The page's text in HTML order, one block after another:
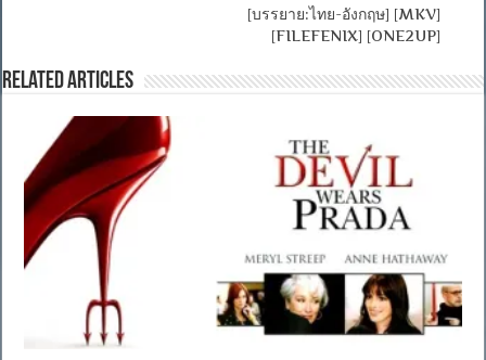
[บรรยาย:ไทย-อังกฤษ] [MKV]
[FILEFENIX] [ONE2UP]
Related Articles